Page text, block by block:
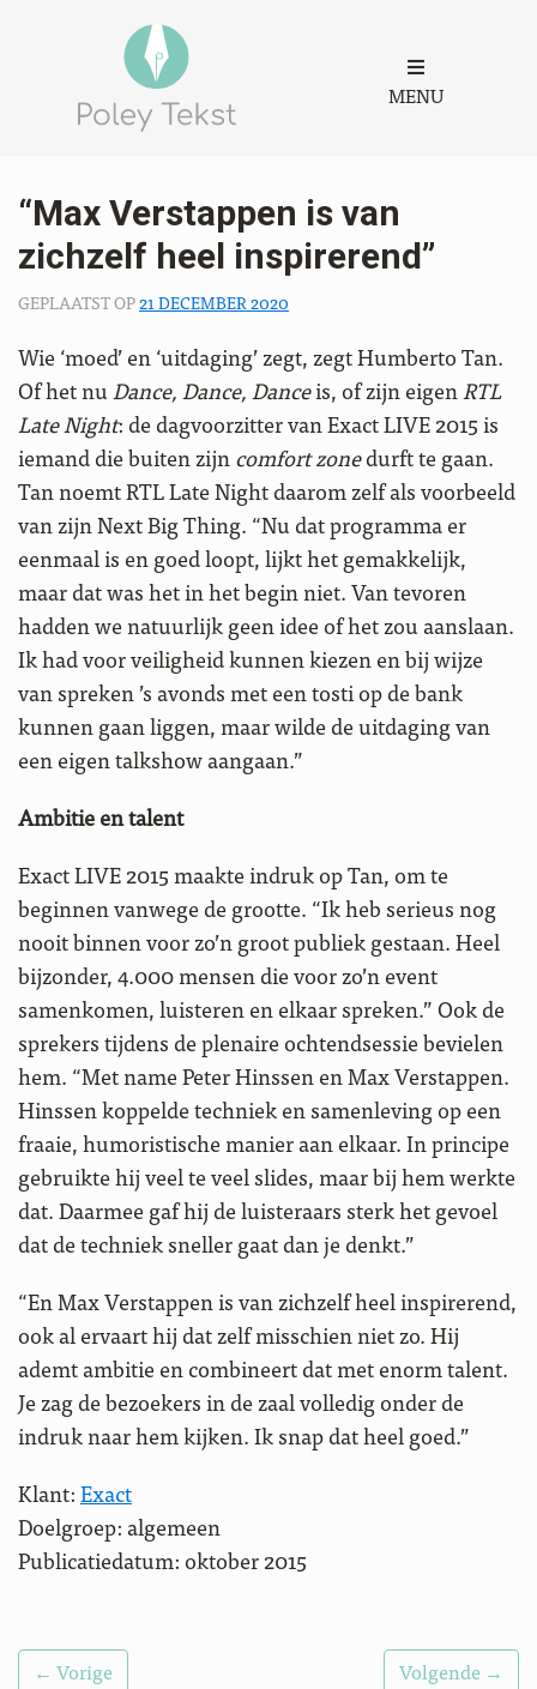
MENU
“Max Verstappen is van
zichzelf heel inspirerend”
GEPLAATST OP21 DECEMBER 2020
Wie ‘moed’ en ‘uitdaging’ zegt, zegt Humberto Tan.
Of het nuDance, Dance, Danceis, of zijn eigenRTL
Late Night: de dagvoorzitter van Exact LIVE 2015 is
iemand die buiten zijncomfort zonedurft te gaan.
Tan noemt RTL Late Night daarom zelf als voorbeeld
van zijn Next Big Thing. “Nu dat programma er
eenmaal is en goed loopt, lijkt het gemakkelijk,
maar dat was het in het begin niet. Van tevoren
hadden we natuurlijk geen idee of het zou aanslaan.
Ik had voor veiligheid kunnen kiezen en bij wijze
van spreken ’s avonds met een tosti op de bank
kunnen gaan liggen, maar wilde de uitdaging van
een eigen talkshow aangaan.”
Ambitie en talent
Exact LIVE 2015 maakte indruk op Tan, om te
beginnen vanwege de grootte. “Ik heb serieus nog
nooit binnen voor zo’n groot publiek gestaan. Heel
bijzonder, 4.000 mensen die voor zo’n event
samenkomen, luisteren en elkaar spreken.” Ook de
sprekers tijdens de plenaire ochtendsessie bevielen
hem. “Met name Peter Hinssen en Max Verstappen.
Hinssen koppelde techniek en samenleving op een
fraaie, humoristische manier aan elkaar. In principe
gebruikte hij veel te veel slides, maar bij hem werkte
dat. Daarmee gaf hij de luisteraars sterk het gevoel
dat de techniek sneller gaat dan je denkt.”
“En Max Verstappen is van zichzelf heel inspirerend,
ook al ervaart hij dat zelf misschien niet zo. Hij
ademt ambitie en combineert dat met enorm talent.
Je zag de bezoekers in de zaal volledig onder de
indruk naar hem kijken. Ik snap dat heel goed.”
Klant:Exact
Doelgroep: algemeen
Publicatiedatum: oktober 2015
← Vorige Volgende →